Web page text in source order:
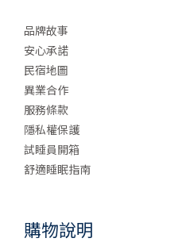
品牌故事
安心承諾
民宿地圖
異業合作
服務條款
隱私權保護
試睡員開箱
舒適睡眠指南
購物說明